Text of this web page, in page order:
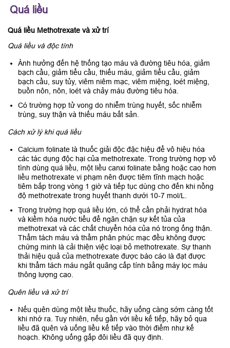
Quá liều
Quá liều Methotrexate và xử trí
Quá liều và độc tính
Ảnh hưởng đến hệ thống tạo máu và đường tiêu hóa, giảm
bạch cầu, giảm tiểu cầu, thiếu máu, giảm tiểu cầu, giảm
bạch cầu, suy tủy, viêm niêm mạc, viêm miệng, loét miệng,
buồn nôn, nôn, loét và chảy máu đường tiêu hóa.
Có trường hợp tử vong do nhiễm trùng huyết, sốc nhiễm
trùng, suy thận và thiếu máu bất sản.
Cách xử lý khi quá liều
Calcium folinate là thuốc giải độc đặc hiệu để vô hiệu hóa
các tác dụng độc hại của methotrexate. Trong trường hợp vô
tình dùng quá liều, một liều canxi folinate bằng hoặc cao hơn
liều methotrexate vi phạm nên được tiêm tĩnh mạch hoặc
tiêm bắp trong vòng 1 giờ và tiếp tục dùng cho đến khi nồng
độ methotrexate trong huyết thanh dưới 10-7 mol/L.
Trong trường hợp quá liều lớn, có thể cần phải hydrat hóa
và kiềm hóa nước tiểu để ngăn chặn sự kết tủa của
methotrexat và các chất chuyển hóa của nó trong ống thận.
Thẩm tách máu và thẩm phân phúc mạc đều không được
chứng minh là cải thiện việc loại bỏ methotrexate. Sự thanh
thải hiệu quả của methotrexate được báo cáo là đạt được
khi thẩm tách máu ngắt quãng cấp tính bằng máy lọc máu
thông lượng cao.
Quên liều và xử trí
Nếu quên dùng một liều thuốc, hãy uống càng sớm càng tốt
khi nhớ ra. Tuy nhiên, nếu gần với liều kế tiếp, hãy bỏ qua
liều đã quên và uống liều kế tiếp vào thời điểm như kế
hoạch. Không uống gấp đôi liều đã quy định.